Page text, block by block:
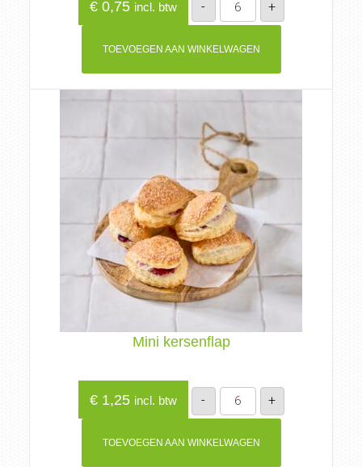
€0,75 incl. btw -
eierkoek
aantal
+
TOEVOEGEN AAN WINKELWAGEN
Mini kersenflap
€1,25 incl. btw -
Mini
kersenflap
aantal
+
TOEVOEGEN AAN WINKELWAGEN